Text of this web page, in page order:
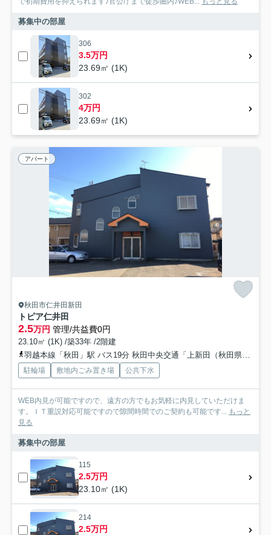
募集中の部屋
306
3.5万円
23.69㎡ (1K)
302
4万円
23.69㎡ (1K)
アパート
秋田市仁井田新田
トピア仁井田
2.5万円 管理/共益費0円
23.10㎡ (1K) /築33年 /2階建
羽越本線「秋田」駅 バス19分 秋田中央交通「上新田（秋田県）」 停歩3分
駐輪場 敷地内ごみ置き場 公共下水
WEB内見が可能ですので、遠方の方でもお気軽に内見していただけま
す。ＩＴ重説対応可能ですので隙間時間でのご契約も可能です... もっと
見る
募集中の部屋
115
2.5万円
23.10㎡ (1K)
214
2.5万円